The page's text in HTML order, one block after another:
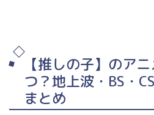
【推しの子】のア
つ？地上波・BS・
まとめ